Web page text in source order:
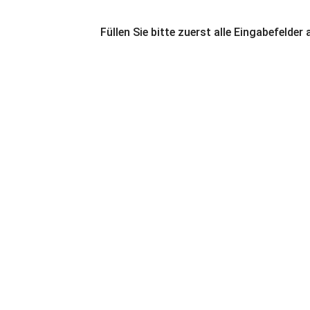
Füllen Sie bitte zuerst alle Eingabefelder